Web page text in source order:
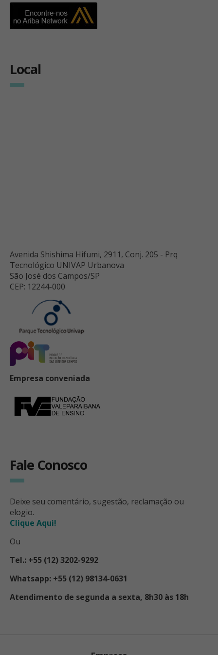
Local
Avenida Shishima Hifumi, 2911, Conj. 205 - Prq
Tecnológico UNIVAP Urbanova
São José dos Campos/SP
CEP: 12244-000
Empresa conveniada
Fale Conosco
Deixe seu comentário, sugestão, reclamação ou
elogio.
Clique Aqui!
Ou
Tel.: +55 (12) 3202-9292
Whatsapp: +55 (12) 98134-0631
Atendimento de segunda a sexta, 8h30 às 18h